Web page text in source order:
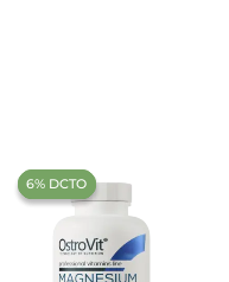
‍6% DCTO‍‍
‍6% DCTO‍‍